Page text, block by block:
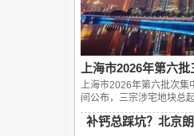
上海市2026年第六
上海市2026年第六批次
间公布，‌三宗涉宅地块总
补钙总踩坑？北京